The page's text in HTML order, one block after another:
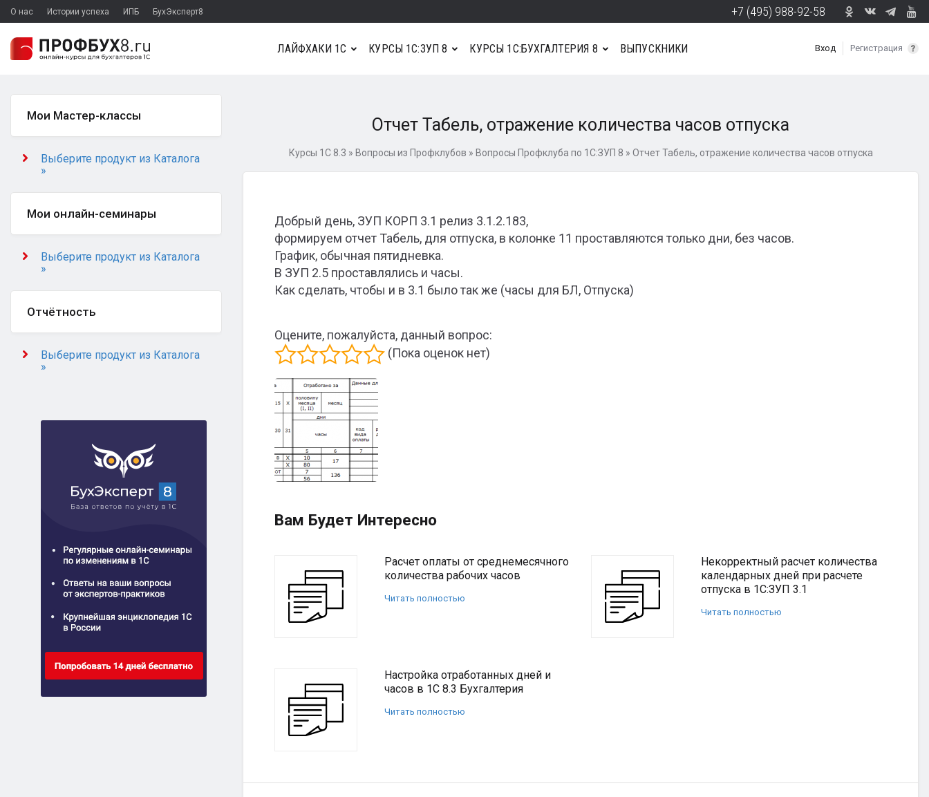
О нас Истории успеха ИПБ БухЭксперт8 +7 (495) 988-92-58
Вход Регистрация
ЛАЙФХАКИ 1С КУРСЫ 1С:ЗУП 8 КУРСЫ 1С:БУХГАЛТЕРИЯ 8 ВЫПУСКНИКИ
Отчет Табель, отражение количества часов отпуска
Курсы 1С 8.3 » Вопросы из Профклубов » Вопросы Профклуба по 1С:ЗУП 8 » Отчет Табель, отражение количества часов отпуска
Добрый день, ЗУП КОРП 3.1 релиз 3.1.2.183,
формируем отчет Табель, для отпуска, в колонке 11 проставляются только дни, без часов.
График, обычная пятидневка.
В ЗУП 2.5 проставлялись и часы.
Как сделать, чтобы и в 3.1 было так же (часы для БЛ, Отпуска)
Оцените, пожалуйста, данный вопрос:
(Пока оценок нет)
Вам Будет Интересно
Расчет оплаты от среднемесячного
количества рабочих часов
Читать полностью
Некорректный расчет количества
календарных дней при расчете
отпуска в 1С:ЗУП 3.1
Читать полностью
Настройка отработанных дней и
часов в 1С 8.3 Бухгалтерия
Читать полностью
Мои Мастер-классы
Выберите продукт из Каталога
»
Мои онлайн-семинары
Выберите продукт из Каталога
»
Отчётность
Выберите продукт из Каталога
»